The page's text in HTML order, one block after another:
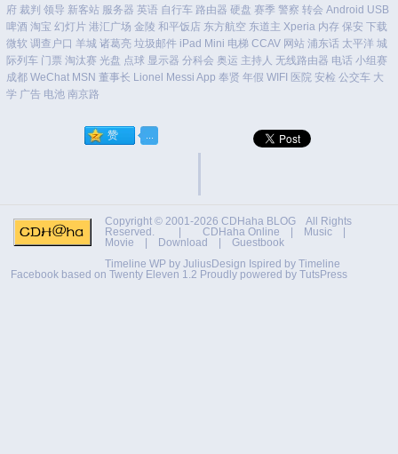
府 裁判 领导 新客站 服务器 英语 自行车 路由器 硬盘 赛季 警察 转会 Android USB
啤酒 淘宝 幻灯片 港汇广场 金陵 和平饭店 东方航空 东道主 Xperia 内存 保安 下载
微软 调查户口 羊城 诸葛亮 垃圾邮件 iPad Mini 电梯 CCAV 网站 浦东话 太平洋 城
际列车 门票 淘汰赛 光盘 点球 显示器 分科会 奥运 主持人 无线路由器 电话 小组赛
成都 WeChat MSN 董事长 Lionel Messi App 奉贤 年假 WIFI 医院 安检 公交车 大
学 广告 电池 南京路
Copyright © 2001-2026 CDHaha BLOG All Rights
Reserved. | CDHaha Online | Music |
Movie | Download | Guestbook
Timeline WP by JuliusDesign Ispired by Timeline
Facebook based on Twenty Eleven 1.2 Proudly powered by TutsPress